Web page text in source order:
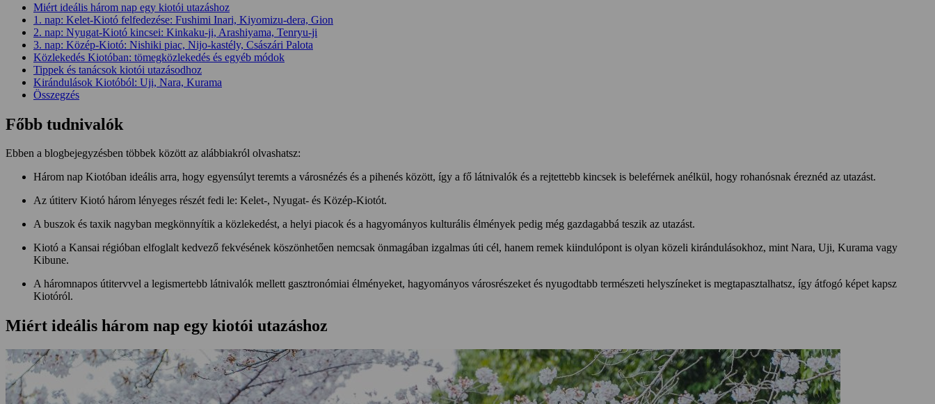
Miért ideális három nap egy kiotói utazáshoz
1. nap: Kelet-Kiotó felfedezése: Fushimi Inari, Kiyomizu-dera, Gion
2. nap: Nyugat-Kiotó kincsei: Kinkaku-ji, Arashiyama, Tenryu-ji
3. nap: Közép-Kiotó: Nishiki piac, Nijo-kastély, Császári Palota
Közlekedés Kiotóban: tömegközlekedés és egyéb módok
Tippek és tanácsok kiotói utazásodhoz
Kirándulások Kiotóból: Uji, Nara, Kurama
Összegzés
Főbb tudnivalók
Ebben a blogbejegyzésben többek között az alábbiakról olvashatsz:
Három nap Kiotóban ideális arra, hogy egyensúlyt teremts a városnézés és a pihenés között, így a fő látnivalók és a rejtettebb kincsek is beleférnek anélkül, hogy rohanósnak éreznéd az utazást.
Az útiterv Kiotó három lényeges részét fedi le: Kelet-, Nyugat- és Közép-Kiotót.
A buszok és taxik nagyban megkönnyítik a közlekedést, a helyi piacok és a hagyományos kulturális élmények pedig még gazdagabbá teszik az utazást.
Kiotó a Kansai régióban elfoglalt kedvező fekvésének köszönhetően nemcsak önmagában izgalmas úti cél, hanem remek kiindulópont is olyan közeli kirándulásokhoz, mint Nara, Uji, Kurama vagy
Kibune.
A háromnapos útitervvel a legismertebb látnivalók mellett gasztronómiai élményeket, hagyományos városrészeket és nyugodtabb természeti helyszíneket is megtapasztalhatsz, így átfogó képet kapsz
Kiotóról.
Miért ideális három nap egy kiotói utazáshoz